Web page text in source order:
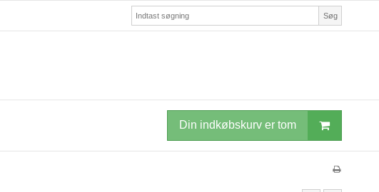
Søg
Din indkøbskurv er tom